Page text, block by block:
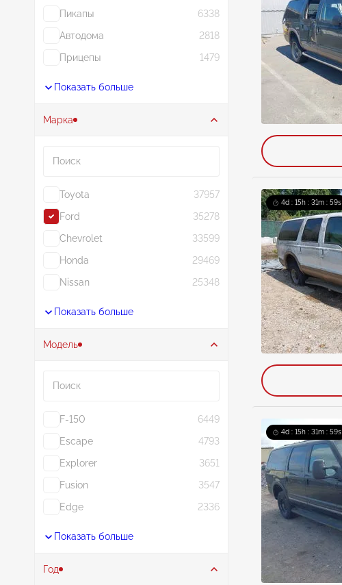
Пикапы
6338
Автодома
2818
Прицепы
1479
Показать больше
Марка
Toyota
37957
Ford
35278
Chevrolet
33599
Honda
29469
Nissan
25348
Показать больше
Модель
F-150
6449
Escape
4793
Explorer
3651
Fusion
3547
Edge
2336
Показать больше
Год
4d : 15h : 31m : 58s
4d : 15h : 31m : 58s